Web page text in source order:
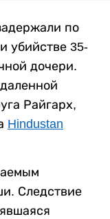
по
убийстве 35-
дочери.
Райгарх,
Hindustan
Следствие